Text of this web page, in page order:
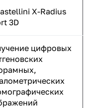
X-Radius
3D
цифровых